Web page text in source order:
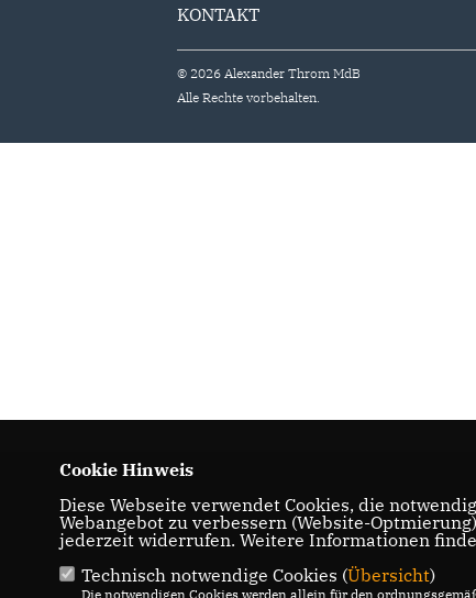
KONTAKT
© 2026 Alexander Throm MdB
Alle Rechte vorbehalten.
Cookie Hinweis
Diese Webseite verwendet Cookies, die
Webangebot zu verbessern (Website-
jederzeit widerrufen. Weitere Informationen
Technisch notwendige Cookies (Übersicht)
Die notwendigen Cookies werden allein für den